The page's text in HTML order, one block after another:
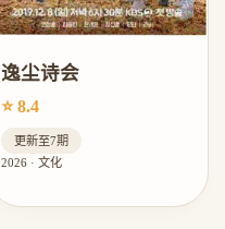
逸尘诗会
⭐ 8.4
更新至7期
2026 · 文化